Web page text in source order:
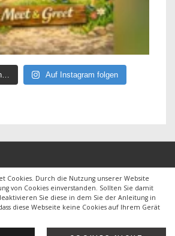
Cookies. Durch die Nutzung unserer Website
von Cookies einverstanden. Sollten Sie damit
Sie diese in dem Sie der Anleitung in
diese Webseite keine Cookies auf Ihrem Gerät
Auf Instagram folgen